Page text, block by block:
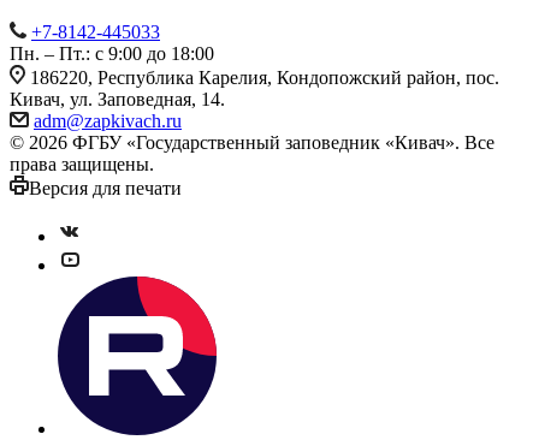
+7-8142-445033
Пн. – Пт.: с 9:00 до 18:00
186220, Республика Карелия, Кондопожский район, пос.
Кивач, ул. Заповедная, 14.
adm@zapkivach.ru
© 2026 ФГБУ «Государственный заповедник «Кивач». Все
права защищены.
Версия для печати